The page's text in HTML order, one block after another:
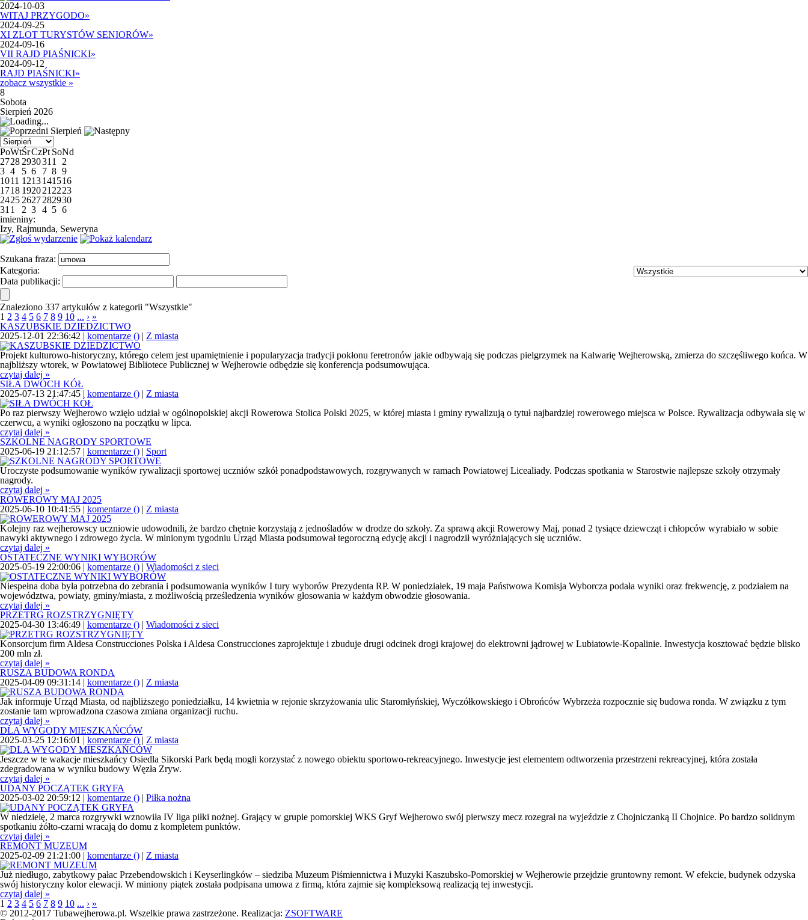
2024-10-03
WITAJ PRZYGODO»
2024-09-25
XI ZLOT TURYSTÓW SENIORÓW»
2024-09-16
VII RAJD PIAŚNICKI»
2024-09-12
RAJD PIAŚNICKI»
zobacz wszystkie »
8
Sobota
Sierpień 2026
Sierpień
PoWtŚrCzPt SoNd
2728 293031 1
2
3 4 5 6 7 8 9
1011 1213141516
1718 192021 2223
2425 2627282930
31 1 2 3 4 5 6
imieniny:
Izy, Rajmunda, Seweryna
Szukana fraza:
Kategoria:
Data publikacji:
Znaleziono 337 artykułów z kategorii "Wszystkie"
1 2 3 4 5 6 7 8 9 10 ... › »
KASZUBSKIE DZIEDZICTWO
2025-12-01 22:36:42 | komentarze () | Z miasta
Projekt kulturowo-historyczny, którego celem jest upamiętnienie i popularyzacja tradycji pokłonu feretronów jakie odbywają się podczas pielgrzymek na Kalwarię Wejherowską, zmierza do szczęśliwego końca. W
najbliższy wtorek, w Powiatowej Bibliotece Publicznej w Wejherowie odbędzie się konferencja podsumowująca.
czytaj dalej »
SIŁA DWÓCH KÓŁ
2025-07-13 21:47:45 | komentarze () | Z miasta
Po raz pierwszy Wejherowo wzięło udział w ogólnopolskiej akcji Rowerowa Stolica Polski 2025, w której miasta i gminy rywalizują o tytuł najbardziej rowerowego miejsca w Polsce. Rywalizacja odbywała się w
czerwcu, a wyniki ogłoszono na początku w lipca.
czytaj dalej »
SZKOLNE NAGRODY SPORTOWE
2025-06-19 21:12:57 | komentarze () | Sport
Uroczyste podsumowanie wyników rywalizacji sportowej uczniów szkół ponadpodstawowych, rozgrywanych w ramach Powiatowej Licealiady. Podczas spotkania w Starostwie najlepsze szkoły otrzymały
nagrody.
czytaj dalej »
ROWEROWY MAJ 2025
2025-06-10 10:41:55 | komentarze () | Z miasta
Kolejny raz wejherowscy uczniowie udowodnili, że bardzo chętnie korzystają z jednośladów w drodze do szkoły. Za sprawą akcji Rowerowy Maj, ponad 2 tysiące dziewcząt i chłopców wyrabiało w sobie
nawyki aktywnego i zdrowego życia. W minionym tygodniu Urząd Miasta podsumował tegoroczną edycję akcji i nagrodził wyróżniających się uczniów.
czytaj dalej »
OSTATECZNE WYNIKI WYBORÓW
2025-05-19 22:00:06 | komentarze () | Wiadomości z sieci
Niespełna doba była potrzebna do zebrania i podsumowania wyników I tury wyborów Prezydenta RP. W poniedziałek, 19 maja Państwowa Komisja Wyborcza podała wyniki oraz frekwencję, z podziałem na
województwa, powiaty, gminy/miasta, z możliwością prześledzenia wyników głosowania w każdym obwodzie głosowania.
czytaj dalej »
PRZETRG ROZSTRZYGNIĘTY
2025-04-30 13:46:49 | komentarze () | Wiadomości z sieci
Konsorcjum firm Aldesa Construcciones Polska i Aldesa Construcciones zaprojektuje i zbuduje drugi odcinek drogi krajowej do elektrowni jądrowej w Lubiatowie-Kopalinie. Inwestycja kosztować będzie blisko
200 mln zł.
czytaj dalej »
RUSZA BUDOWA RONDA
2025-04-09 09:31:14 | komentarze () | Z miasta
Jak informuje Urząd Miasta, od najbliższego poniedziałku, 14 kwietnia w rejonie skrzyżowania ulic Staromłyńskiej, Wyczółkowskiego i Obrońców Wybrzeża rozpocznie się budowa ronda. W związku z tym
zostanie tam wprowadzona czasowa zmiana organizacji ruchu.
czytaj dalej »
DLA WYGODY MIESZKAŃCÓW
2025-03-25 12:16:01 | komentarze () | Z miasta
Jeszcze w te wakacje mieszkańcy Osiedla Sikorski Park będą mogli korzystać z nowego obiektu sportowo-rekreacyjnego. Inwestycje jest elementem odtworzenia przestrzeni rekreacyjnej, która została
zdegradowana w wyniku budowy Węzła Zryw.
czytaj dalej »
UDANY POCZĄTEK GRYFA
2025-03-02 20:59:12 | komentarze () | Piłka nożna
W niedzielę, 2 marca rozgrywki wznowiła IV liga piłki nożnej. Grający w grupie pomorskiej WKS Gryf Wejherowo swój pierwszy mecz rozegrał na wyjeździe z Chojniczanką II Chojnice. Po bardzo solidnym
spotkaniu żółto-czarni wracają do domu z kompletem punktów.
czytaj dalej »
REMONT MUZEUM
2025-02-09 21:21:00 | komentarze () | Z miasta
Już niedługo, zabytkowy pałac Przebendowskich i Keyserlingków – siedziba Muzeum Piśmiennictwa i Muzyki Kaszubsko-Pomorskiej w Wejherowie przejdzie gruntowny remont. W efekcie, budynek odzyska
swój historyczny kolor elewacji. W miniony piątek została podpisana umowa z firmą, która zajmie się kompleksową realizacją tej inwestycji.
czytaj dalej »
1 2 3 4 5 6 7 8 9 10 ... › »
© 2012-2017 Tubawejherowa.pl. Wszelkie prawa zastrzeżone. Realizacja: ZSOFTWARE